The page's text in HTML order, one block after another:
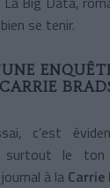
bien se tenir.
c’est
surtout le ton
à la